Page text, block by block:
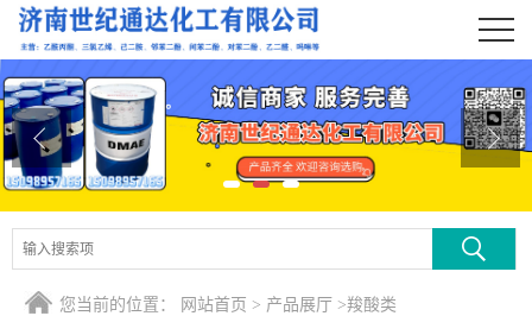
公司首页
公司介绍
公司动态
产品展厅
证书荣誉
您当前的位置： 网站首页 > 产品展厅 >羧酸类